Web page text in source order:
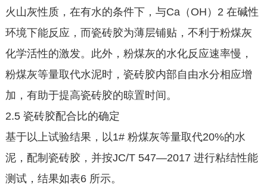
火山灰性质，在有水的条件下，与Ca（OH）2 在碱性
环境下能反应，而瓷砖胶为薄层铺贴，不利于粉煤灰
化学活性的激发。此外，粉煤灰的水化反应速率慢，
粉煤灰等量取代水泥时，瓷砖胶内部自由水分相应增
加，有助于提高瓷砖胶的晾置时间。
2.5 瓷砖胶配合比的确定
基于以上试验结果，以1# 粉煤灰等量取代20%的水
泥，配制瓷砖胶，并按JC/T 547—2017 进行粘结性能
测试，结果如表6 所示。